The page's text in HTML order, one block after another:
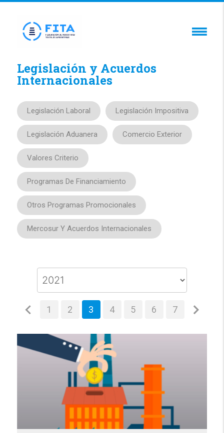
Legislación y Acuerdos
Internacionales
Legislación Laboral Legislación Impositiva
Legislación Aduanera Comercio Exterior
Valores Criterio
Programas De Financiamiento
Otros Programas Promocionales
Mercosur Y Acuerdos Internacionales
1 2 3 4 5 6 7